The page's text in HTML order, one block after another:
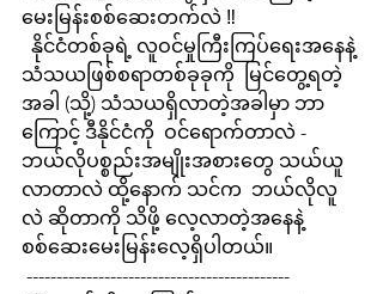
မေးမြန်းစစ်ဆေးတက်လဲ ‼️
သံသယဖြစ်စရာတစ်ခုခုကို  မြင်တွေ့ရတဲ့
အခါ (သို့) သံသယရှိလာတဲ့အခါမှာ ဘာ
ကြောင့် ဒီနိုင်ငံကို  ဝင်ရောက်တာလဲ -
ဘယ်လိုပစ္စည်းအမျိုးအစားတွေ သယ်ယူ
လာတာလဲ ထို့နောက် သင်က  ဘယ်လိုလူ
လဲ ဆိုတာကို သိဖို့ လေ့လာတဲ့အနေနဲ့
စစ်ဆေးမေးမြန်းလေ့ရှိပါတယ်။
--------------------------------------------